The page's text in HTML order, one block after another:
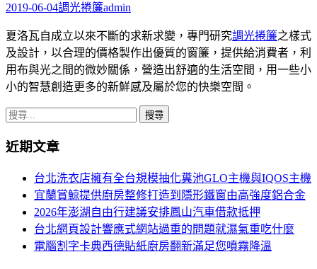
2019-06-04調光捲簾admin
夏洛瓦自成立以來不斷的求新求變，專門研究調光捲簾之樣式
及設計，以合理的價格製作出優質的窗簾，提供給消費者，利
用布與光之間的微妙關係，營造出舒適的生活空間，用一些小
小的智慧創造更多的新鮮感及屬於您的快樂空間。
搜
關
近期文章
台北洗衣店擁有全台規模抽化糞池GLO主機與IQOS主機
宜蘭賞鯨提供廚房整修打造到隱形鐵窗由高強度鋁合金
2026年澎湖自由行建議安排鳳山汽車借款抵押
台北網頁設計響應式網站過重的問題就濕氣重吃什麼
電腦割字卡典西德貼紙廚房翻新滿足您噴霧降溫